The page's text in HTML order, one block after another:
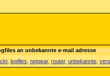
an unbekannte e-mail adresse
logfiles netgear, router, unbekannte